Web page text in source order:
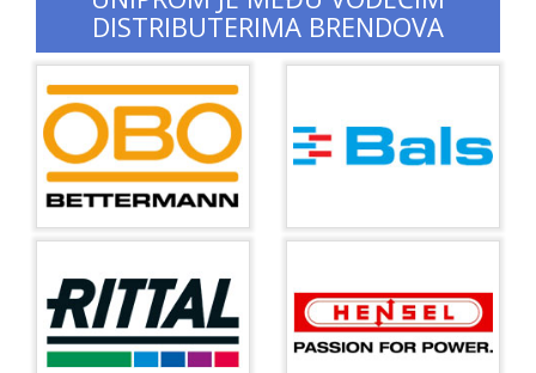
DISTRIBUTERIMA BRENDOVA